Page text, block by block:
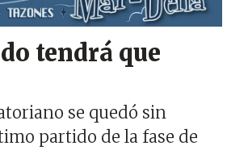
tendrá que
se quedó sin
partido de la fase de